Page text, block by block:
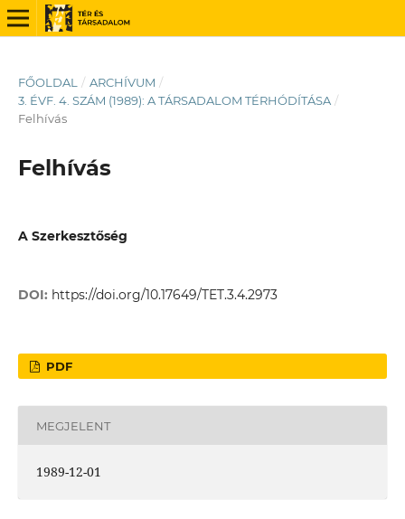
FŐOLDAL / ARCHÍVUM /
3. ÉVF. 4. SZÁM (1989): A TÁRSADALOM TÉRHÓDÍTÁSA /
Felhívás
Felhívás
A Szerkesztőség
DOI: https://doi.org/10.17649/TET.3.4.2973
PDF
MEGJELENT
1989-12-01